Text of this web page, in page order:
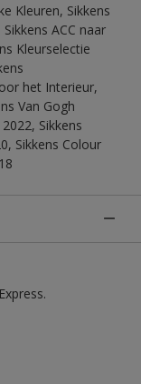
Kleuren, Sikkens
ACC naar
Kleurselectie
het Interieur,
Van Gogh
Sikkens
Sikkens Colour